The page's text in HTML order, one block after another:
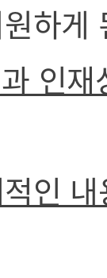
하게
인
인